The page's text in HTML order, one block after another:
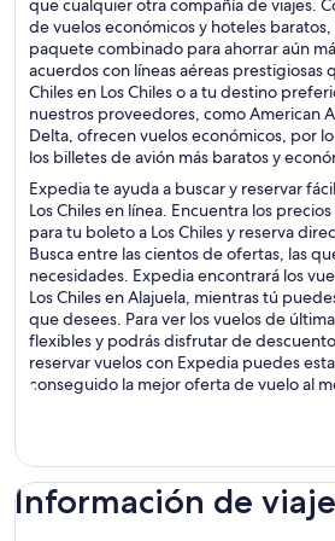
que cualquier otra compañía de viajes.
de vuelos económicos y hoteles
paquete combinado para ahorrar aún
acuerdos con líneas aéreas prestigiosas
Chiles en Los Chiles o a tu destino
nuestros proveedores, como American
Delta, ofrecen vuelos económicos, por
los billetes de avión más baratos y
Expedia te ayuda a buscar y reservar
Los Chiles en línea. Encuentra los
para tu boleto a Los Chiles y reserva
Busca entre las cientos de ofertas, las
necesidades. Expedia encontrará los
Los Chiles en Alajuela, mientras tú
que desees. Para ver los vuelos de
flexibles y podrás disfrutar de
reservar vuelos con Expedia puedes
conseguido la mejor oferta de vuelo al
Información de viaje